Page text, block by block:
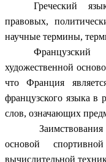
Греческий
правовых,
научные термины,
Ф
художественной
что Франция
французского языка в
слов, означающих
основой
вычислительной